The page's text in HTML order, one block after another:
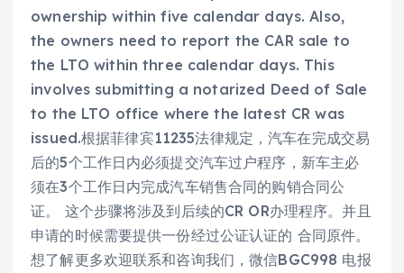
ownership within five calendar days. Also,
the owners need to report the CAR sale to
the LTO within three calendar days. This
involves submitting a notarized Deed of Sale
to the LTO office where the latest CR was
issued.根据菲律宾11235法律规定，汽车在完成交易
后的5个工作日内必须提交汽车过户程序，新车主必
须在3个工作日内完成汽车销售合同的购销合同公
证。 这个步骤将涉及到后续的CR OR办理程序。并且
申请的时候需要提供一份经过公证认证的 合同原件。
想了解更多欢迎联系和咨询我们，微信BGC998 电报